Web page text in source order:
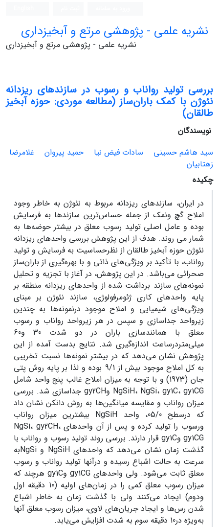
نشریه علمی - پژوهشی مرتع و آبخیزداری
نشریه علمی - پژوهشی مرتع و آبخیزداری
بررسی تولید رواناب و رسوب در سازندهای ریزدانه
نئوژن با کمک باران‌ساز (مطالعه موردی: حوزه آبخیز
طالقان)
نویسندگان
سید هاشم حسینی
سادات فیض نیا حمید پیروان
غلامرضا
زهتابیان
چکیده
در ایران، سازندهای ریزدانه مربوط به نئوژن به خاطر وجود
املاح گچ ونمک از جمله حساس‌ترین سازندها به فرسایش
بوده و عامل اصلی تولید رسوب معلق در بیشتر حوضه‌ها به
شمار می روند. هدف از این پژوهش بررسی واحدهای ریزدانه
نئوژن حوزه آبخیز طالقان از نظرحساسیت به فرسایش و تولید
رواناب، با تأکید بر ویژگی‌های ذاتی و با بهره‌گیری از باران‌ساز
صحرائی‌ می‌باشد. در این پژوهش، در آغاز با تجزیه و تحلیل
نمونه‌های سازند برداشت شده از واحدهای ریزدانه منطقه بر
پایه واحدهای کاری ژئومرفولوژی، سازند نئوژن بر مبنای
ویژگی‌های شیمیایی و املاح موجود درنمونه‌ها به چندین
زیرواحد جداسازی و سپس در هر زیرواحد رواناب و رسوب
معلق با همانندسازی باران در دو شدت 30 و60
میلی‌متردرساعت اندازه‌گیری شد. نتایج بدست آمده از این
پژوهش نشان می‌دهد که در بیشتر نمونه‌ها نسبت تخریبی
به کل املاح موجود بیش از 9/1 بوده و لذا بر پایه روش پتی
جان (1973) و با توجه به میزان املاح غالب پنج واحد شامل
NgSiH، NgSi، gy1C، gy1CG وgy2CH جداسازی شد. بررسی
میزان رواناب و مقایسه میانگین‌ها به روش دانکن نشان داد
که درسطح 05/0، واحد NgSiH بیشترین میزان رواناب
ورسوب را تولید کرده و پس از آن واحدهای NgSi، gy2CH،
gy1CG وgy1C قرار دارند. بررسی روند تولید رسوب و رواناب با
گذشت زمان نشان می‌دهد که واحدهای NgSiH و NgSiبه
سرعت به حالت اشباع رسیده و درآنها تولید رواناب و رسوب
معلق ثابت می‌شود. ولی واحدهای gy1CG وgy1C هرچند که
میزان رسوب معلق کمی را در زمان‌های اولیه (10 دقیقه اول
ودوم) ایجاد می‌کنند ولی با گذشت زمان به خاطر اشباع
شدن رس‌ها و ایجاد جریان‌های لاوی، میزان رسوب معلق آنها
به‌ویژه در10 دقیقه سوم به شدت افزایش می‌یابد.